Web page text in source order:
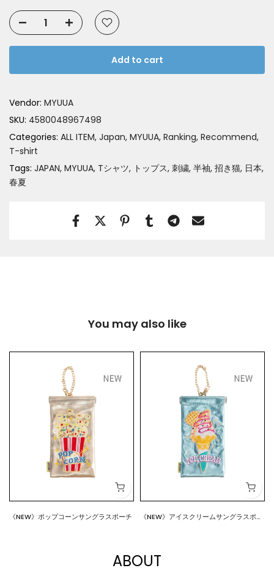
Add to cart
Vendor: MYUUA
SKU: 4580048967498
Categories: ALL ITEM Japan MYUUA Ranking Recommend
T-shirt
Tags: JAPAN MYUUA Tシャツ トップス 刺繍 半袖 招き猫 日本
春夏
You may also like
《NEW》ポップコーンサングラスポーチ
《NEW》アイスクリームサングラスポー
ABOUT